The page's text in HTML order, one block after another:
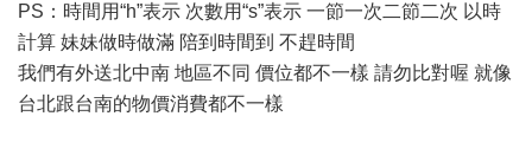
PS：時間用“h”表示 次數用“s”表示 一節一次二節二次 以時
計算 妹妹做時做滿 陪到時間到 不趕時間
我們有外送北中南 地區不同 價位都不一樣 請勿比對喔 就像
台北跟台南的物價消費都不一樣